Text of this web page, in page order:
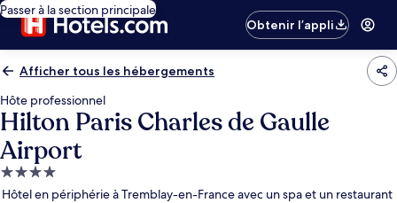
Passer à la section principale
Obtenir l’appli
Afficher tous les hébergements
Hôte professionnel
Hilton Paris Charles de Gaulle
Airport
Hébergement
4.0 étoiles
Hôtel en périphérie à Tremblay-en-France avec un spa et un restaurant